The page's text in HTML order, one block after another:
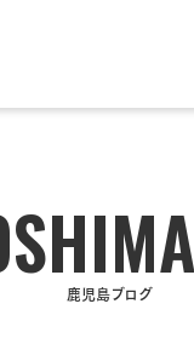
鹿児島ブログ